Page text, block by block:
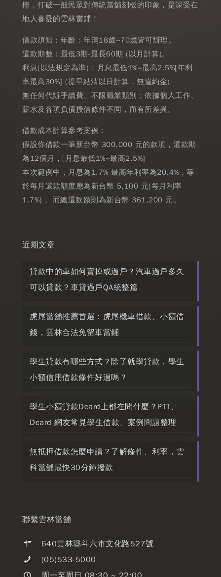
檯，打破一般民眾對傳統當舖刻板的印象，是深受在
地人喜愛的雲林當鋪！
借款須知：年齡：年滿18歲~70歲皆可辦理。
還款期數：最低3期-最長60期 (以月計算)。
利息(以法規定為準) : 月息最低1%~最高2.5%[年利
率最高30%] (提早結清以日計算，無違約金)
無任何代辦手續費、不限職業類別；依據個人工作、
薪水及各項負債授信條件不同，而有所差異。
借款成本計算參考案例：
假設你借款一筆新台幣 300,000 元的款項，還款期
為12個月，[月息最低1%~最高2.5%]
本次範例中，月息為1.7% 最高年利率為20.4%，等
於每月還款額度應為新台幣 5,100 元(每月利率
1.7%)， 而總還款額則為新台幣 361,200 元。
近期文章
貸款中的車如何賣掉或過戶？汽車過戶多久
可以貸款？車貸過戶QA統整篇
虎尾當舖推薦首選：虎尾機車借款、小額借
錢，雲林合法免留車當鋪
學生貸款有哪些方式？除了就學貸款，學生
小額信用借款條件好過嗎？
學生小額貸款Dcard上都在問什麼？PTT、
Dcard 網友常見學生借款、案例問題整理
無抵押借款怎麼申請？了解條件、利率，雲
科當舖最快30分鐘撥款
聯繫雲林當舖
640雲林縣斗六市文化路527號
(05)533-5000